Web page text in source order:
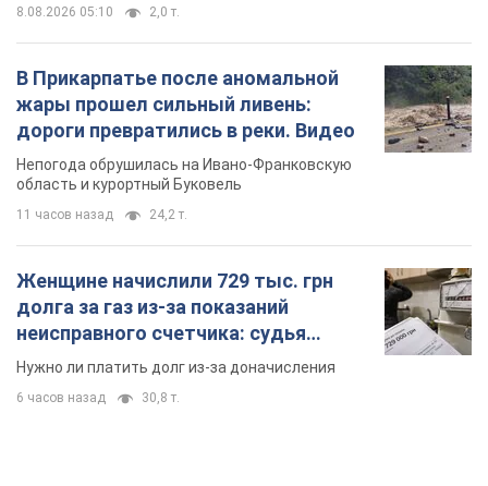
8.08.2026 05:10 2,0 т.
В Прикарпатье после аномальной
жары прошел сильный ливень:
дороги превратились в реки. Видео
Непогода обрушилась на Ивано-Франковскую
область и курортный Буковель
11 часов назад 24,2 т.
Женщине начислили 729 тыс. грн
долга за газ из-за показаний
неисправного счетчика: судья
вынес неожиданное решение
Нужно ли платить долг из-за доначисления
6 часов назад 30,8 т.